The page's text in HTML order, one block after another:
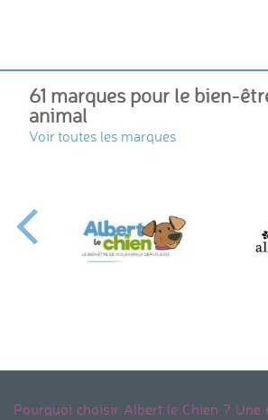
61 marques pour le bien-
animal
Voir toutes les marques
Pourquoi choisir Albert le Chien ? Une